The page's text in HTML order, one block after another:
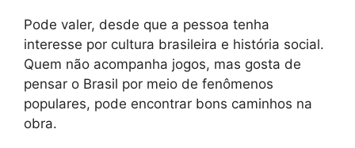
Pode valer, desde que a pessoa tenha
interesse por cultura brasileira e história social.
Quem não acompanha jogos, mas gosta de
pensar o Brasil por meio de fenômenos
populares, pode encontrar bons caminhos na
obra.